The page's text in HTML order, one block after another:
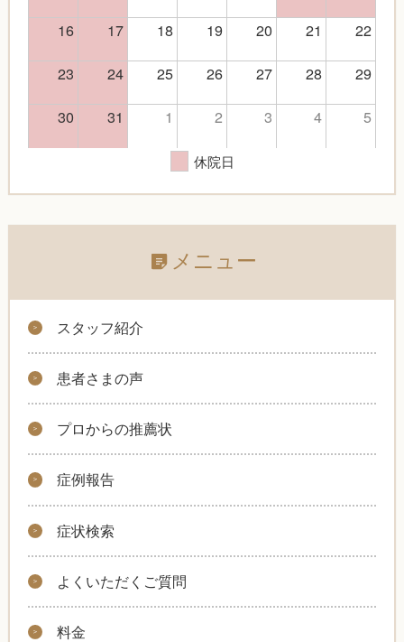
16 17 18 19 20 21
22
23
24 25 26 27 28
29
30
31 1 2 3 4 5
休院日
メニュー
スタッフ紹介
患者さまの声
プロからの推薦状
症例報告
症状検索
よくいただくご質問
料金